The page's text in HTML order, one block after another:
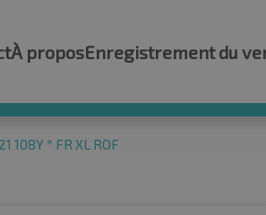
À proposEnregistrement du
108Y * FR XL ROF